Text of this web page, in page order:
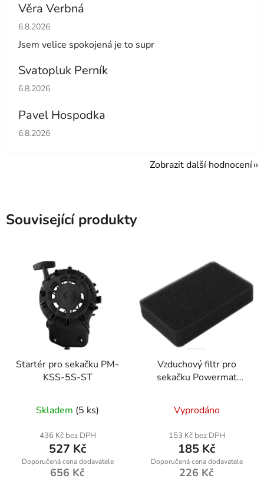
Věra Verbná
Hodnocení obchodu je 5 z 5 hvězdiček.
6.8.2026
Jsem velice spokojená je to supr
Svatopluk Perník
Hodnocení obchodu je 5 z 5 hvězdiček.
6.8.2026
Pavel Hospodka
Hodnocení obchodu je 5 z 5 hvězdiček.
6.8.2026
Zobrazit další hodnocení
Související produkty
Startér pro sekačku PM-
KSS-5S-ST
Skladem (5 ks)
436 Kč bez DPH
527 Kč
656 Kč
Vzduchový filtr pro
sekačku Powermat
Vyprodáno
153 Kč bez DPH
185 Kč
226 Kč